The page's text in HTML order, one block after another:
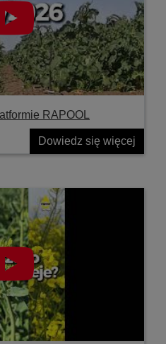
RAPOOL
Dowiedz się więcej